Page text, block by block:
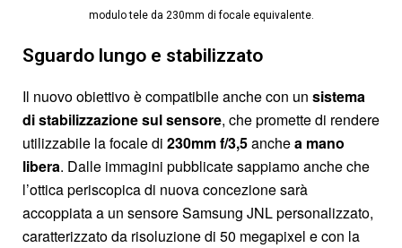
modulo tele da 230mm di focale equivalente.
Sguardo lungo e stabilizzato
Il nuovo obiettivo è compatibile anche con un sistema
di stabilizzazione sul sensore, che promette di rendere
utilizzabile la focale di 230mm f/3,5anchea mano
libera. Dalle immagini pubblicate sappiamo anche che
l’ottica periscopica di nuova concezione sarà
accoppiata a un sensore Samsung JNL personalizzato,
caratterizzato da risoluzione di 50 megapixel e con la